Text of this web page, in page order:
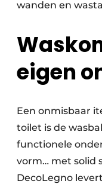
wanden en
eigen
Een onmisbaar
toilet is de
functionele
vorm… met solid
DecoLegno